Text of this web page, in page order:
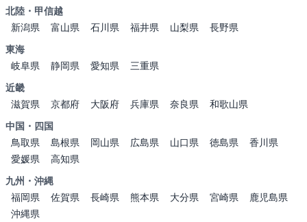
北陸・甲信越
新潟県
富山県 石川県 福井県 山梨県
長野県
東海
岐阜県
静岡県 愛知県
三重県
近畿
滋賀県
京都府 大阪府 兵庫県 奈良県
和歌山県
中国・四国
鳥取県
島根県 岡山県 広島県 山口県 徳島県
香川県
愛媛県
高知県
九州・沖縄
福岡県
佐賀県 長崎県 熊本県 大分県 宮崎県
鹿児島県
沖縄県